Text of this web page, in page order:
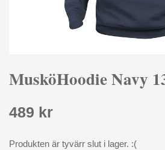
MusköHoodie Navy
489 kr
Produkten är tyvärr slut i lager. :(